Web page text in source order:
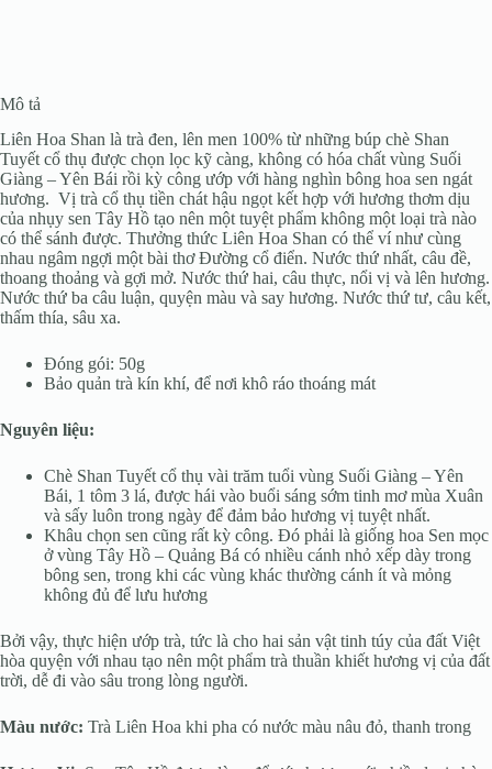
-
Thiên
Trà
số
lượng
Mô tả
Liên Hoa Shan là trà đen, lên men 100% từ những búp chè Shan
Tuyết cổ thụ được chọn lọc kỹ càng, không có hóa chất vùng Suối
Giàng – Yên Bái rồi kỳ công ướp với hàng nghìn bông hoa sen ngát
hương. Vị trà cổ thụ tiền chát hậu ngọt kết hợp với hương thơm dịu
của nhụy sen Tây Hồ tạo nên một tuyệt phẩm không một loại trà nào
có thể sánh được. Thưởng thức Liên Hoa Shan có thể ví như cùng
nhau ngâm ngợi một bài thơ Đường cổ điển. Nước thứ nhất, câu đề,
thoang thoảng và gợi mở. Nước thứ hai, câu thực, nổi vị và lên hương.
Nước thứ ba câu luận, quyện màu và say hương. Nước thứ tư, câu kết,
thấm thía, sâu xa.
Đóng gói: 50g
Bảo quản trà kín khí, để nơi khô ráo thoáng mát
Nguyên liệu:
Chè Shan Tuyết cổ thụ vài trăm tuổi vùng Suối Giàng – Yên
Bái, 1 tôm 3 lá, được hái vào buổi sáng sớm tinh mơ mùa Xuân
và sấy luôn trong ngày để đảm bảo hương vị tuyệt nhất.
Khâu chọn sen cũng rất kỳ công. Đó phải là giống hoa Sen mọc
ở vùng Tây Hồ – Quảng Bá có nhiều cánh nhỏ xếp dày trong
bông sen, trong khi các vùng khác thường cánh ít và mỏng
không đủ để lưu hương
Bởi vậy, thực hiện ướp trà, tức là cho hai sản vật tinh túy của đất Việt
hòa quyện với nhau tạo nên một phẩm trà thuần khiết hương vị của đất
trời, dễ đi vào sâu trong lòng người.
Màu nước: Trà Liên Hoa khi pha có nước màu nâu đỏ, thanh trong